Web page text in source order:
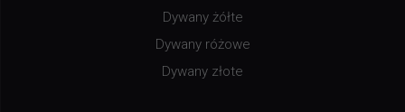
Dywany żółte
Dywany różowe
Dywany złote